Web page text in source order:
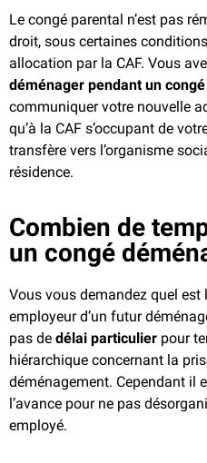
Le congé parental n’est pas
droit, sous certaines
allocation par la CAF. Vous
déménager pendant un
communiquer votre nouvelle
qu’à la CAF s’occupant de
transfère vers l’organisme
résidence.
Combien de
un congé
Vous vous demandez quel est
employeur d’un futur
pas de délai particulier pour
hiérarchique concernant la
déménagement. Cependant il
l’avance pour ne pas
employé.